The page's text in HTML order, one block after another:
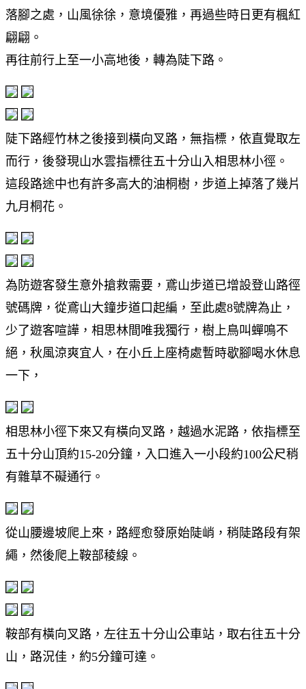
落腳之處，山風徐徐，意境優雅，再過些時日更有楓紅
翩翩。
再往前行上至一小高地後，轉為陡下路。
陡下路經竹林之後接到橫向叉路，無指標，依直覺取左
而行，後發現山水雲指標往五十分山入相思林小徑。
這段路途中也有許多高大的油桐樹，步道上掉落了幾片
九月桐花。
為防遊客發生意外搶救需要，鳶山步道已增設登山路徑
號碼牌，從鳶山大鐘步道口起編，至此處8號牌為止，
少了遊客喧譁，相思林間唯我獨行，樹上鳥叫蟬鳴不
絕，秋風涼爽宜人，在小丘上座椅處暫時歇腳喝水休息
一下，
相思林小徑下來又有橫向叉路，越過水泥路，依指標至
五十分山頂約15-20分鐘，入口進入一小段約100公尺稍
有雜草不礙通行。
從山腰邊坡爬上來，路經愈發原始陡峭，稍陡路段有架
繩，然後爬上鞍部稜線。
鞍部有橫向叉路，左往五十分山公車站，取右往五十分
山，路況佳，約5分鐘可達。